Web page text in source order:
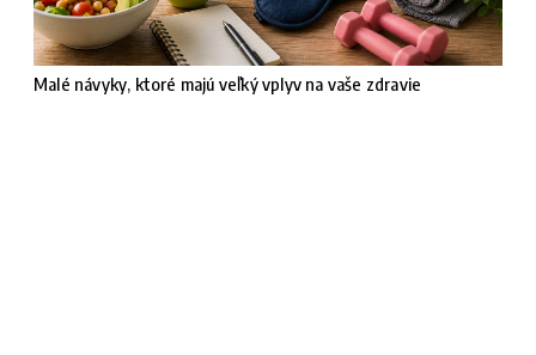
Malé návyky, ktoré majú veľký vplyv na vaše zdravie